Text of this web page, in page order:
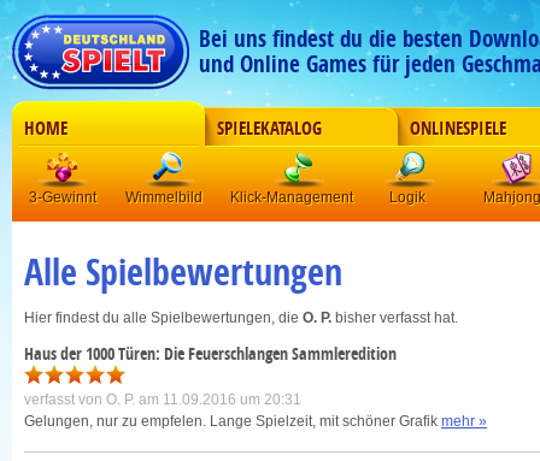
Bei uns findest du die besten
und Online Games für jeden
HOME SPIELEKATALOG ONLINESPIELE
3-Gewinnt Wimmelbild Klick-Management Logik Mahjong
Alle Spielbewertungen
Hier findest du alle Spielbewertungen, die O. P. bisher verfasst hat.
Haus der 1000 Türen: Die Feuerschlangen Sammleredition
verfasst von O. P. am 11.09.2016 um 20:31
Gelungen, nur zu empfelen. Lange Spielzeit, mit schöner Grafik mehr »